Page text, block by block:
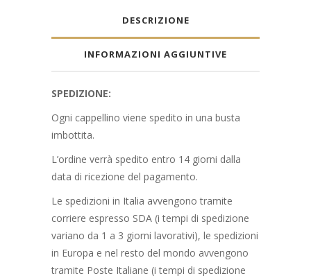
DESCRIZIONE
INFORMAZIONI AGGIUNTIVE
SPEDIZIONE:
Ogni cappellino viene spedito in una busta
imbottita.
L’ordine verrà spedito entro 14 giorni dalla
data di ricezione del pagamento.
Le spedizioni in Italia avvengono tramite
corriere espresso SDA (i tempi di spedizione
variano da 1 a 3 giorni lavorativi), le spedizioni
in Europa e nel resto del mondo avvengono
tramite Poste Italiane (i tempi di spedizione